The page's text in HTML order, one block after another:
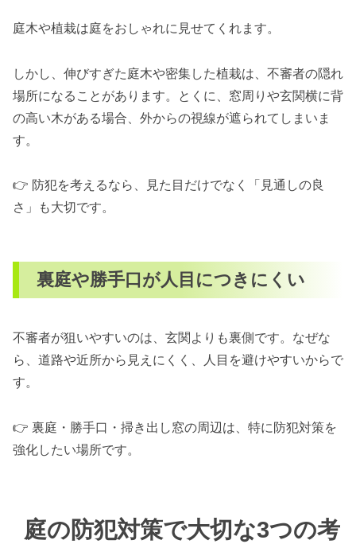
庭木や植栽は庭をおしゃれに見せてくれます。
しかし、伸びすぎた庭木や密集した植栽は、不審者の隠れ
場所になることがあります。とくに、窓周りや玄関横に背
の高い木がある場合、外からの視線が遮られてしまいま
す。
👉 防犯を考えるなら、見た目だけでなく「見通しの良
さ」も大切です。
裏庭や勝手口が人目につきにくい
不審者が狙いやすいのは、玄関よりも裏側です。なぜな
ら、道路や近所から見えにくく、人目を避けやすいからで
す。
👉 裏庭・勝手口・掃き出し窓の周辺は、特に防犯対策を
強化したい場所です。
庭の防犯対策で大切な3つの考